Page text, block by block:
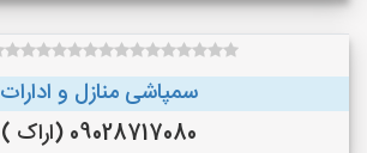
سمپاشی منازل و ادارات
09028717080 (اراک )